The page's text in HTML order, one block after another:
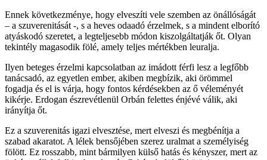
Ennek következménye, hogy elveszíti vele szemben az önállóságát
– a szuverenitását -, s a heves odaadó érzelmek, s a mindent elborító
atyáskodó szeretet, a legteljesebb módon kiszolgáltatják őt. Olyan
tekintély magasodik fölé, amely teljes mértékben leuralja.
Ilyen beteges érzelmi kapcsolatban az imádott férfi lesz a legfőbb
tanácsadó, az egyetlen ember, akiben megbízik, aki örömmel
fogadja és el is várja, hogy fontos kérdésekben az ő véleményét
kikérje. Erdogan észrevétlenül Orbán felettes énjévé válik, aki
irányítja őt.
Ez a szuverenitás igazi elvesztése, mert elveszi és megbénítja a
szabad akaratot. A lélek bensőjében szerez uralmat a személyiség
fölött. Ez rosszabb, mint bármilyen külső hatás és kényszer, mert az